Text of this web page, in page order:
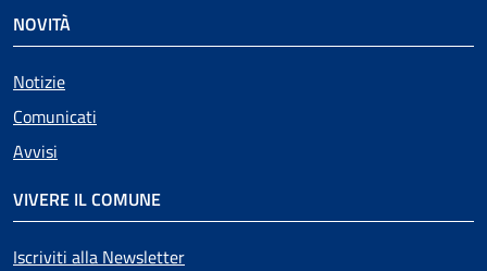
NOVITÀ
Notizie
Comunicati
Avvisi
VIVERE IL COMUNE
Iscriviti alla Newsletter